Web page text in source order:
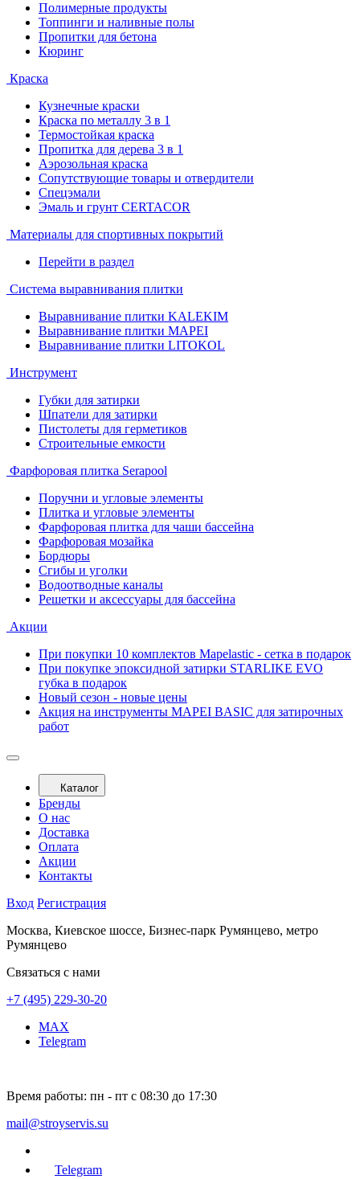
Полимерные продукты
Топпинги и наливные полы
Пропитки для бетона
Кюринг
Краска
Кузнечные краски
Краска по металлу 3 в 1
Термостойкая краска
Пропитка для дерева 3 в 1
Аэрозольная краска
Сопутствующие товары и отвердители
Спецэмали
Эмаль и грунт CERTACOR
Материалы для спортивных покрытий
Перейти в раздел
Система выравнивания плитки
Выравнивание плитки KALEKIM
Выравнивание плитки MAPEI
Выравнивание плитки LITOKOL
Инструмент
Губки для затирки
Шпатели для затирки
Пистолеты для герметиков
Строительные емкости
Фарфоровая плитка Serapool
Поручни и угловые элементы
Плитка и угловые элементы
Фарфоровая плитка для чаши бассейна
Фарфоровая мозайка
Бордюры
Сгибы и уголки
Водоотводные каналы
Решетки и аксессуары для бассейна
Акции
При покупки 10 комплектов Mapelastic - сетка в подарок
При покупке эпоксидной затирки STARLIKE EVO
губка в подарок
Новый сезон - новые цены
Акция на инструменты MAPEI BASIC для затирочных
работ
Каталог
Бренды
О нас
Доставка
Оплата
Акции
Контакты
Вход Регистрация
Москва, Киевское шоссе, Бизнес-парк Румянцево, метро
Румянцево
Связаться с нами
+7 (495) 229-30-20
MAX
Telegram
Время работы: пн - пт с 08:30 до 17:30
mail@stroyservis.su
Telegram